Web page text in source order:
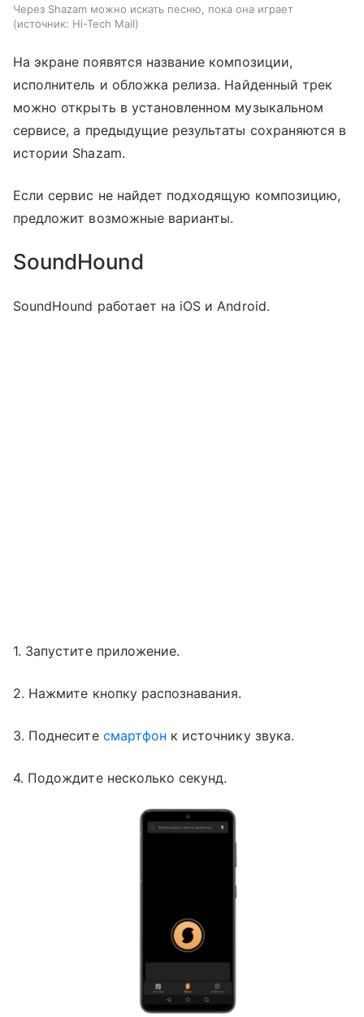
Через Shazam можно искать песню, пока она играет
источник: Hi-Tech Mail
На экране появятся название композиции,
исполнитель и обложка релиза. Найденный трек
можно открыть в установленном музыкальном
сервисе, а предыдущие результаты сохраняются в
истории Shazam.
Если сервис не найдет подходящую композицию,
предложит возможные варианты.
SoundHound
SoundHound работает на iOS и Android.
1. Запустите приложение.
2. Нажмите кнопку распознавания.
3. Поднесите смартфон к источнику звука.
4. Подождите несколько секунд.